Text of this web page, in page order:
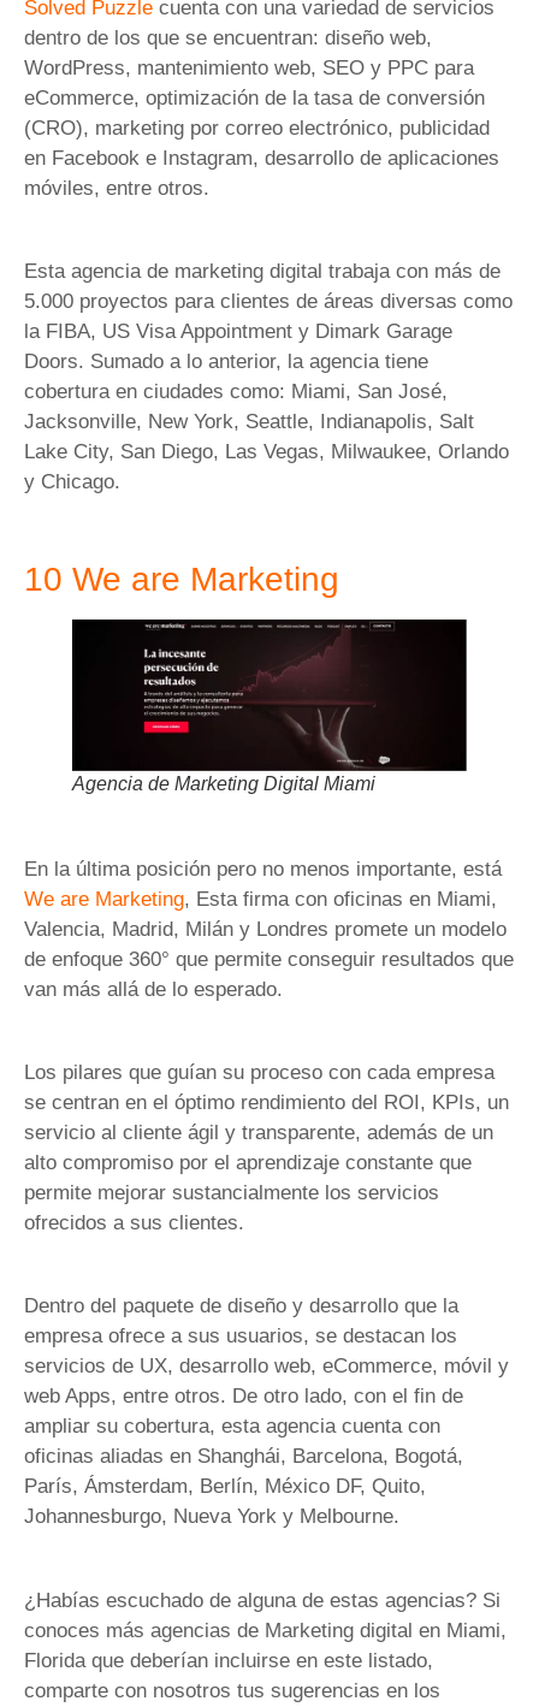
Solved Puzzle cuenta con una variedad de servicios
dentro de los que se encuentran: diseño web,
WordPress, mantenimiento web, SEO y PPC para
eCommerce, optimización de la tasa de conversión
(CRO), marketing por correo electrónico, publicidad
en Facebook e Instagram, desarrollo de aplicaciones
móviles, entre otros.
Esta agencia de marketing digital trabaja con más de
5.000 proyectos para clientes de áreas diversas como
la FIBA, US Visa Appointment y Dimark Garage
Doors. Sumado a lo anterior, la agencia tiene
cobertura en ciudades como: Miami, San José,
Jacksonville, New York, Seattle, Indianapolis, Salt
Lake City, San Diego, Las Vegas, Milwaukee, Orlando
y Chicago.
10 We are Marketing
Agencia de Marketing Digital Miami
En la última posición pero no menos importante, está
We are Marketing, Esta firma con oficinas en Miami,
Valencia, Madrid, Milán y Londres promete un modelo
de enfoque 360​​° que permite conseguir resultados que
van más allá de lo esperado.
Los pilares que guían su proceso con cada empresa
se centran en el óptimo rendimiento del ROI, KPIs, un
servicio al cliente ágil y transparente, además de un
alto compromiso por el aprendizaje constante que
permite mejorar sustancialmente los servicios
ofrecidos a sus clientes.
Dentro del paquete de diseño y desarrollo que la
empresa ofrece a sus usuarios, se destacan los
servicios de UX, desarrollo web, eCommerce, móvil y
web Apps, entre otros. De otro lado, con el fin de
ampliar su cobertura, esta agencia cuenta con
oficinas aliadas en Shanghái, Barcelona, Bogotá,
París, Ámsterdam, Berlín, México DF, Quito,
Johannesburgo, Nueva York y Melbourne.
¿Habías escuchado de alguna de estas agencias? Si
conoces más agencias de Marketing digital en Miami,
Florida que deberían incluirse en este listado,
comparte con nosotros tus sugerencias en los